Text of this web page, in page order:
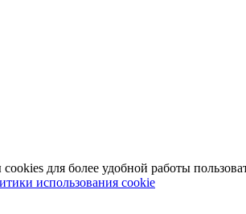
для более удобной работы
использования cookie